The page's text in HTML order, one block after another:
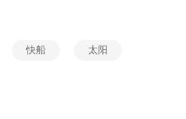
快船 太阳